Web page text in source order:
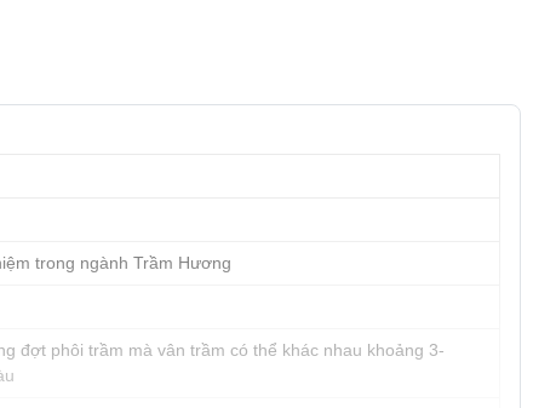
trong ngành Trầm Hương
đợt phôi trầm mà vân trầm có thể khác nhau khoảng 3-